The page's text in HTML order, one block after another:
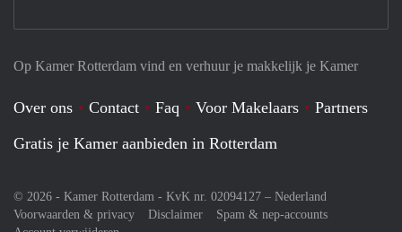
Op Kamer Rotterdam vind en verhuur je makkelijk je Kamer
Over ons Contact Faq Voor Makelaars
Partners
Gratis je Kamer aanbieden in Rotterdam
© 2026 - Kamer Rotterdam - KvK nr. 02094127 – Nederland
Voorwaarden & privacy
Disclaimer
Spam & nep-accounts